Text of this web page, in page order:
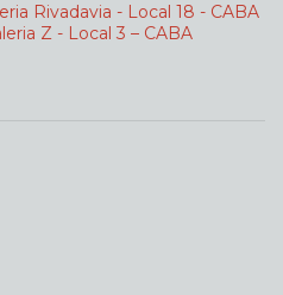
Rivadavia - Local 18 - CABA
Z - Local 3 – CABA